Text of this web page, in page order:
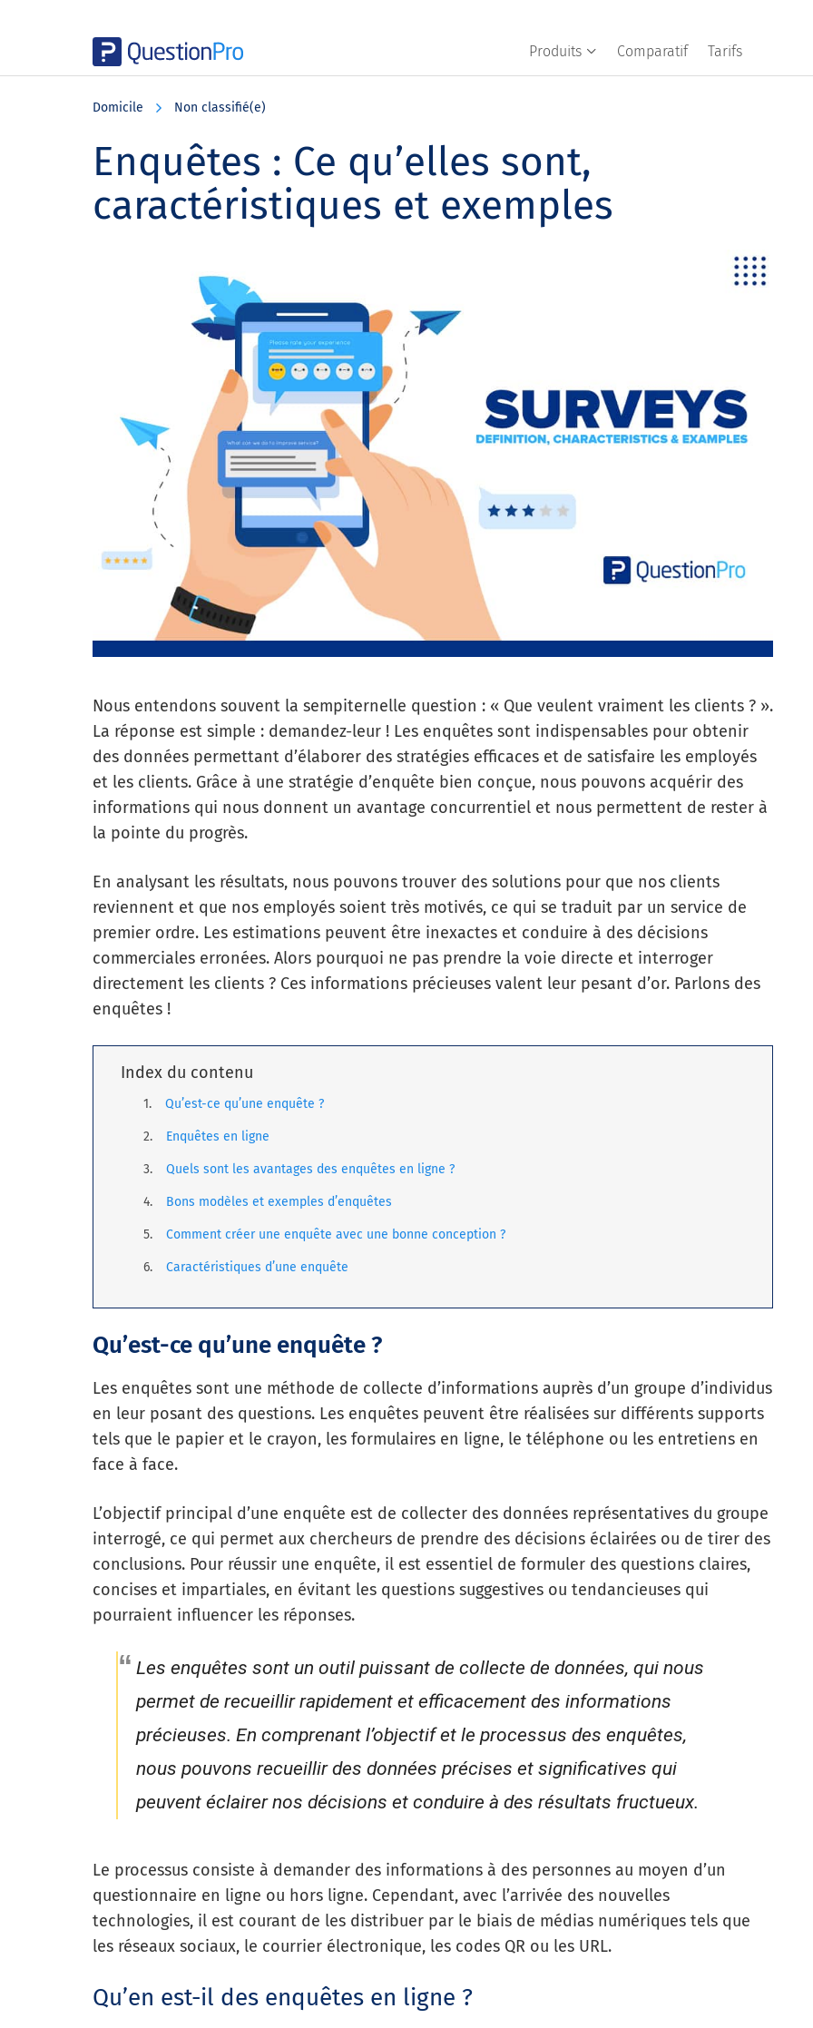
Produits Comparatif Tarifs
Domicile Non classifié(e)
Enquêtes : Ce qu’elles sont,
caractéristiques et exemples
Nous entendons souvent la sempiternelle question : « Que veulent vraiment les clients ? ».
La réponse est simple : demandez-leur ! Les enquêtes sont indispensables pour obtenir
des données permettant d’élaborer des stratégies efficaces et de satisfaire les employés
et les clients. Grâce à une stratégie d’enquête bien conçue, nous pouvons acquérir des
informations qui nous donnent un avantage concurrentiel et nous permettent de rester à
la pointe du progrès.
En analysant les résultats, nous pouvons trouver des solutions pour que nos clients
reviennent et que nos employés soient très motivés, ce qui se traduit par un service de
premier ordre. Les estimations peuvent être inexactes et conduire à des décisions
commerciales erronées. Alors pourquoi ne pas prendre la voie directe et interroger
directement les clients ? Ces informations précieuses valent leur pesant d’or. Parlons des
enquêtes !
Index du contenu
Qu’est-ce qu’une enquête ?
Enquêtes en ligne
Quels sont les avantages des enquêtes en ligne ?
Bons modèles et exemples d’enquêtes
Comment créer une enquête avec une bonne conception ?
Caractéristiques d’une enquête
Qu’est-ce qu’une enquête ?
Les enquêtes sont une méthode de collecte d’informations auprès d’un groupe d’individus
en leur posant des questions. Les enquêtes peuvent être réalisées sur différents supports
tels que le papier et le crayon, les formulaires en ligne, le téléphone ou les entretiens en
face à face.
L’objectif principal d’une enquête est de collecter des données représentatives du groupe
interrogé, ce qui permet aux chercheurs de prendre des décisions éclairées ou de tirer des
conclusions. Pour réussir une enquête, il est essentiel de formuler des questions claires,
concises et impartiales, en évitant les questions suggestives ou tendancieuses qui
pourraient influencer les réponses.
Les enquêtes sont un outil puissant de collecte de données, qui nous
permet de recueillir rapidement et efficacement des informations
précieuses. En comprenant l’objectif et le processus des enquêtes,
nous pouvons recueillir des données précises et significatives qui
peuvent éclairer nos décisions et conduire à des résultats fructueux.
Le processus consiste à demander des informations à des personnes au moyen d’un
questionnaire en ligne ou hors ligne. Cependant, avec l’arrivée des nouvelles
technologies, il est courant de les distribuer par le biais de médias numériques tels que
les réseaux sociaux, le courrier électronique, les codes QR ou les URL.
Qu’en est-il des enquêtes en ligne ?